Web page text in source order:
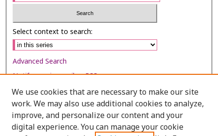
Select context to search:
Advanced Search
Notify me via email orRSS
Browse
Collections
Disciplines
We use cookies that are necessary to make our site
work. We may also use additional cookies to analyze,
improve, and personalize our content and your
digital experience. You can manage your cookie